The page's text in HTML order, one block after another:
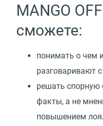
MANGO
сможете:
понимать о чем
разговаривают
решать спорную
факты, а не
повышением